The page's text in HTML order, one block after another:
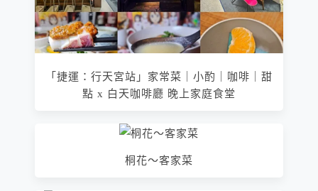
「捷運：行天宮站」家常菜｜小酌｜咖啡｜甜
點 x 白天咖啡廳 晚上家庭食堂
桐花～客家菜